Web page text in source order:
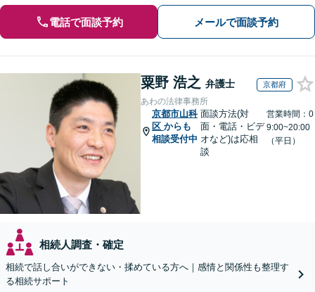
電話で面談予約 メールで面談予約
粟野 浩之 弁護士 京都府
あわの法律事務所
京都市山科
区 からも
相談受付中
面談方法(対
面・電話・ビデ
オなど)は応相
談
営業時間：0
9:00~20:00
（平日）
相続人調査・確定
相続で話し合いができない・揉めている方へ｜感情と関係性も整理す
る相続サポート